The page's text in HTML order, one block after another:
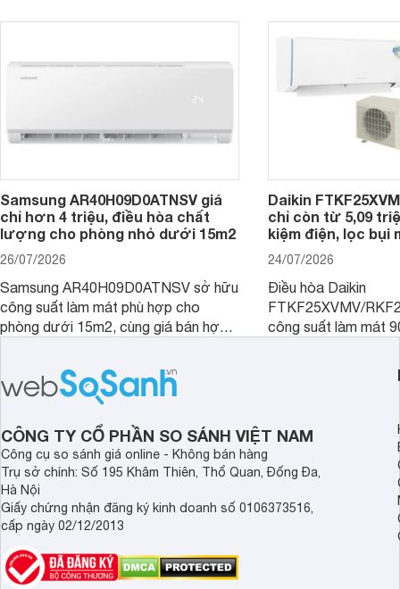
mức giá dễ tiếp cận.
Samsung AR40H09D0ATNSV giá
chỉ hơn 4 triệu, điều hòa chất
lượng cho phòng nhỏ dưới 15m2
26/07/2026
Samsung AR40H09D0ATNSV sở hữu
công suất làm mát phù hợp cho
phòng dưới 15m2, cùng giá bán hợp
phòng ngủ, phòng khách gia đình.
Daikin
chỉ còn từ 5,09
kiệm điện, lọc bụi
24/07/2026
Điều hòa Daikin
FTKF25XVMV/
công suất làm mát
nhỏ dưới 15 m2.
được nhiều đại lý
CÔNG TY CỔ PHẦN SO SÁNH VIỆT NAM
Công cụ so sánh giá online - Không bán hàng
Trụ sở chính: Số 195 Khâm Thiên, Thổ Quan, Đống Đa,
Hà Nội
Giấy chứng nhận đăng ký kinh doanh số 0106373516,
cấp ngày 02/12/2013